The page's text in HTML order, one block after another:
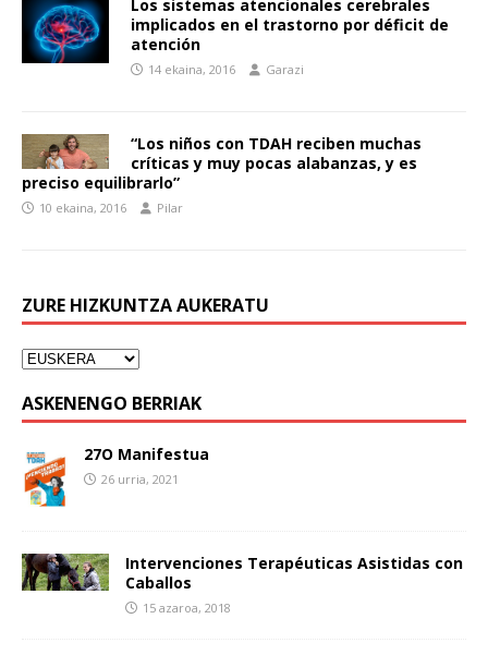
Los sistemas atencionales cerebrales
implicados en el trastorno por déficit de
atención
14 ekaina, 2016 Garazi
“Los niños con TDAH reciben muchas
críticas y muy pocas alabanzas, y es
preciso equilibrarlo”
10 ekaina, 2016 Pilar
ZURE HIZKUNTZA AUKERATU
ASKENENGO BERRIAK
27O Manifestua
26 urria, 2021
Intervenciones Terapéuticas Asistidas con
Caballos
15 azaroa, 2018